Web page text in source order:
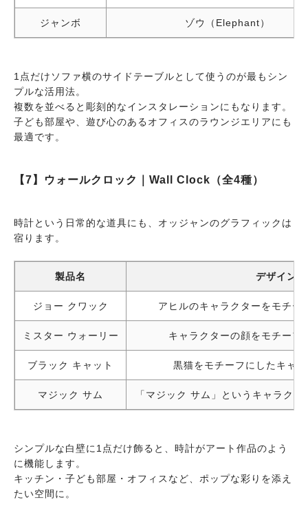
ジャンボ ゾウ（Elephant）
1点だけソファ横のサイドテーブルとして使うのが最もシン
プルな活用法。
複数を並べると彫刻的なインスタレーションにもなります。
子ども部屋や、遊び心のあるオフィスのラウンジエリアにも
最適です。
【7】ウォールクロック｜Wall Clock（全4種）
時計という日常的な道具にも、オッジャンのグラフィックは
宿ります。
製品名 デザイン
ジョー クワック アヒルのキャラクターをモチー
ミスター ウォーリー キャラクターの顔をモチーフ
ブラック キャット 黒猫をモチーフにしたキャ
マジック サム 「マジック サム」というキャラク
シンプルな白壁に1点だけ飾ると、時計がアート作品のよう
に機能します。
キッチン・子ども部屋・オフィスなど、ポップな彩りを添え
たい空間に。